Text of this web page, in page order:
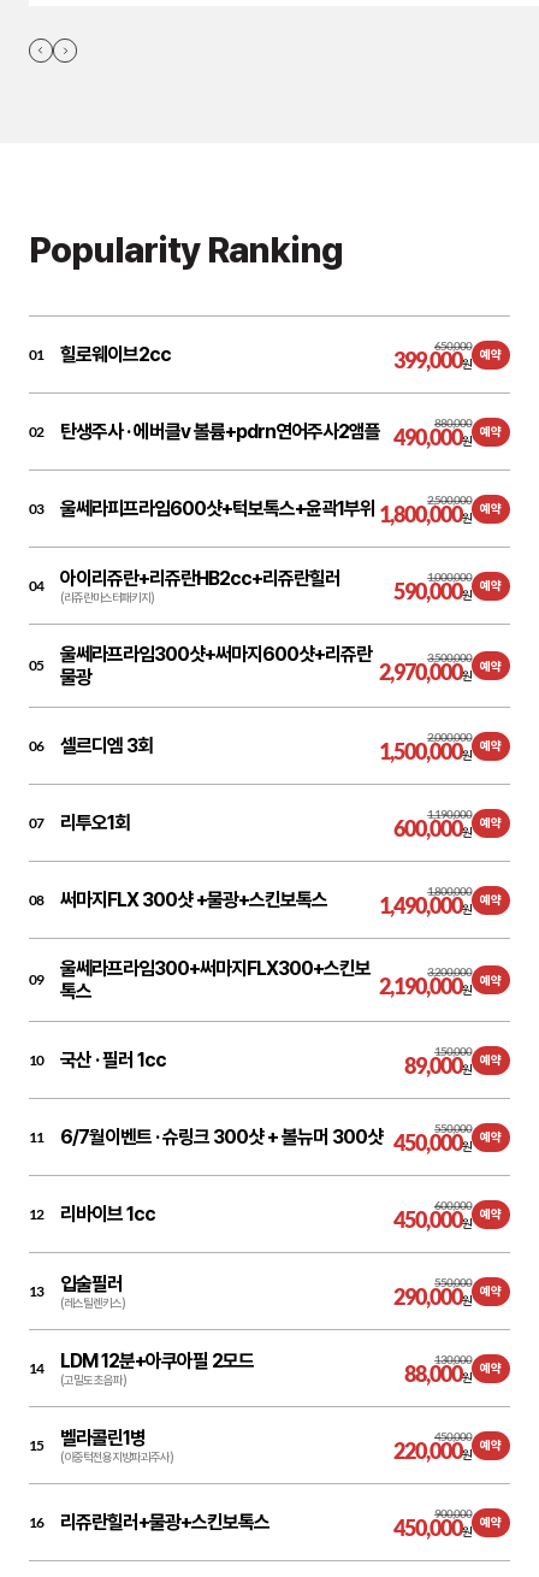
Popularity Ranking
01 힐로웨이브2cc 650,000
399,000원
예약
02 탄생주사 ·에버클v 볼륨+pdrn연어주사2앰플 880,000
490,000원
예약
03 울쎄라피프라임600샷+턱보톡스+윤곽1부위 2,500,000
1,800,000원
예약
04 아이리쥬란+리쥬란HB2cc+리쥬란힐러
(리쥬란마스터패키지)
1,000,000
590,000원
예약
05
울쎄라프라임300샷+써마지600샷+리쥬란
물광
3,500,000
2,970,000원
예약
06 셀르디엠 3회 2,000,000
1,500,000원
예약
07 리투오1회 1,190,000
600,000원
예약
08 써마지FLX 300샷 +물광+스킨보톡스 1,800,000
1,490,000원
예약
09
울쎄라프라임300+써마지FLX300+스킨보
톡스
3,200,000
2,190,000원
예약
10 국산 ·필러 1cc 150,000
89,000원
예약
11 6/7월이벤트 ·슈링크 300샷 + 볼뉴머 300샷 550,000
450,000원
예약
12 리바이브 1cc 600,000
450,000원
예약
13 입술필러
(레스틸렌키스)
550,000
290,000원
예약
14 LDM 12분+아쿠아필 2모드
(고밀도 초음파)
130,000
88,000원
예약
15 벨라콜린1병
(이중턱전용지방파괴주사)
450,000
220,000원
예약
16 리쥬란힐러+물광+스킨보톡스 900,000
450,000원
예약